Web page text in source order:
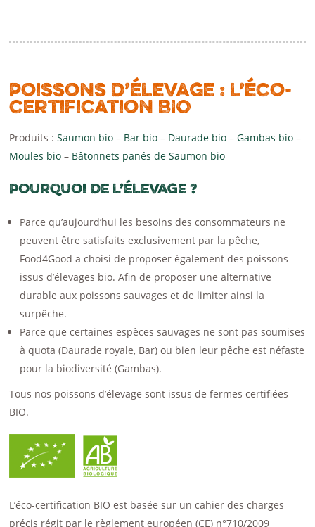
Poissons d’élevage : l’éco-
certification BIO
Produits :Saumon bio – Bar bio – Daurade bio –Gambas bio –
Moules bio – Bâtonnets panés de Saumon bio
Pourquoi de l’élevage ?
Parce qu’aujourd’hui les besoins des consommateurs ne
peuvent être satisfaits exclusivement par la pêche,
Food4Good a choisi de proposer également des poissons
issus d’élevages bio. Afin de proposer une alternative
durable aux poissons sauvages et de limiter ainsi la
surpêche.
Parce que certaines espèces sauvages ne sont pas soumises
à quota (Daurade royale, Bar) ou bien leur pêche est néfaste
pour la biodiversité (Gambas).
Tous nos poissons d’élevage sont issus de fermes certifiées
BIO.
L’éco-certification BIO est basée sur un cahier des charges
précis régit par le règlement européen (CE) n°710/2009